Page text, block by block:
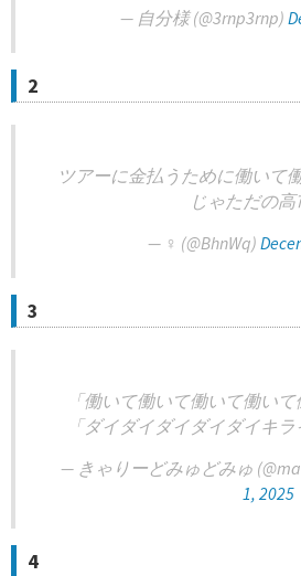
— 自分様 (@3rnp3rnp)
2
ツアーに金払うために働いて
じゃただの
— ‍♀️ (@BhnWq)
3
「働いて働いて働いて働い
「ダイダイダイダイダイキ
— きゃりーどみゅどみゅ
1, 2025
4